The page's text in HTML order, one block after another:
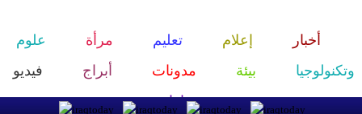
أخبار إعلام تعليم مرأة
علوم
وتكنولوجيا
بيئة مدونات أبراج
فيديو
سيارات